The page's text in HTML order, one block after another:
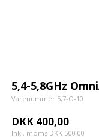
5,4-5,8GHz
Varenummer 5,7-O-10
DKK 400,00
Inkl. moms DKK 500,00